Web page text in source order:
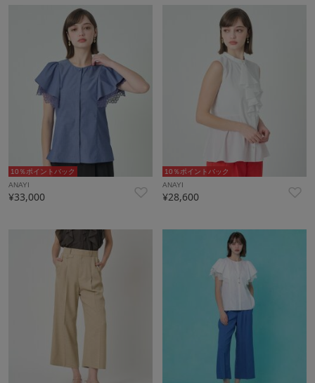
10％ポイントバック
ANAYI
¥33,000
10％ポイントバック
ANAYI
¥28,600